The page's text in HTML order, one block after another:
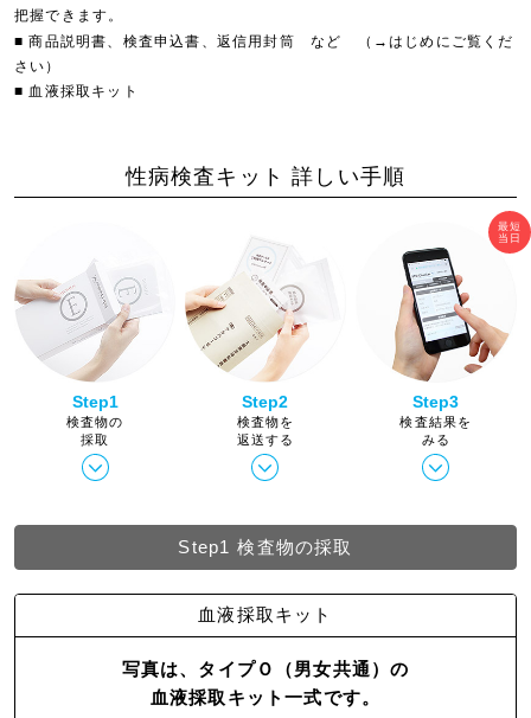
把握できます。
■ 商品説明書、検査申込書、返信用封筒 など （→はじめにご覧くだ
さい）
■ 血液採取キット
性病検査キット 詳しい手順
Step1
検査物の
採取
Step2
検査物を
返送する
Step3
検査結果を
みる
最短
当日
Step1 検査物の採取
血液採取キット
写真は、タイプＯ（男女共通）の
血液採取キット一式です。